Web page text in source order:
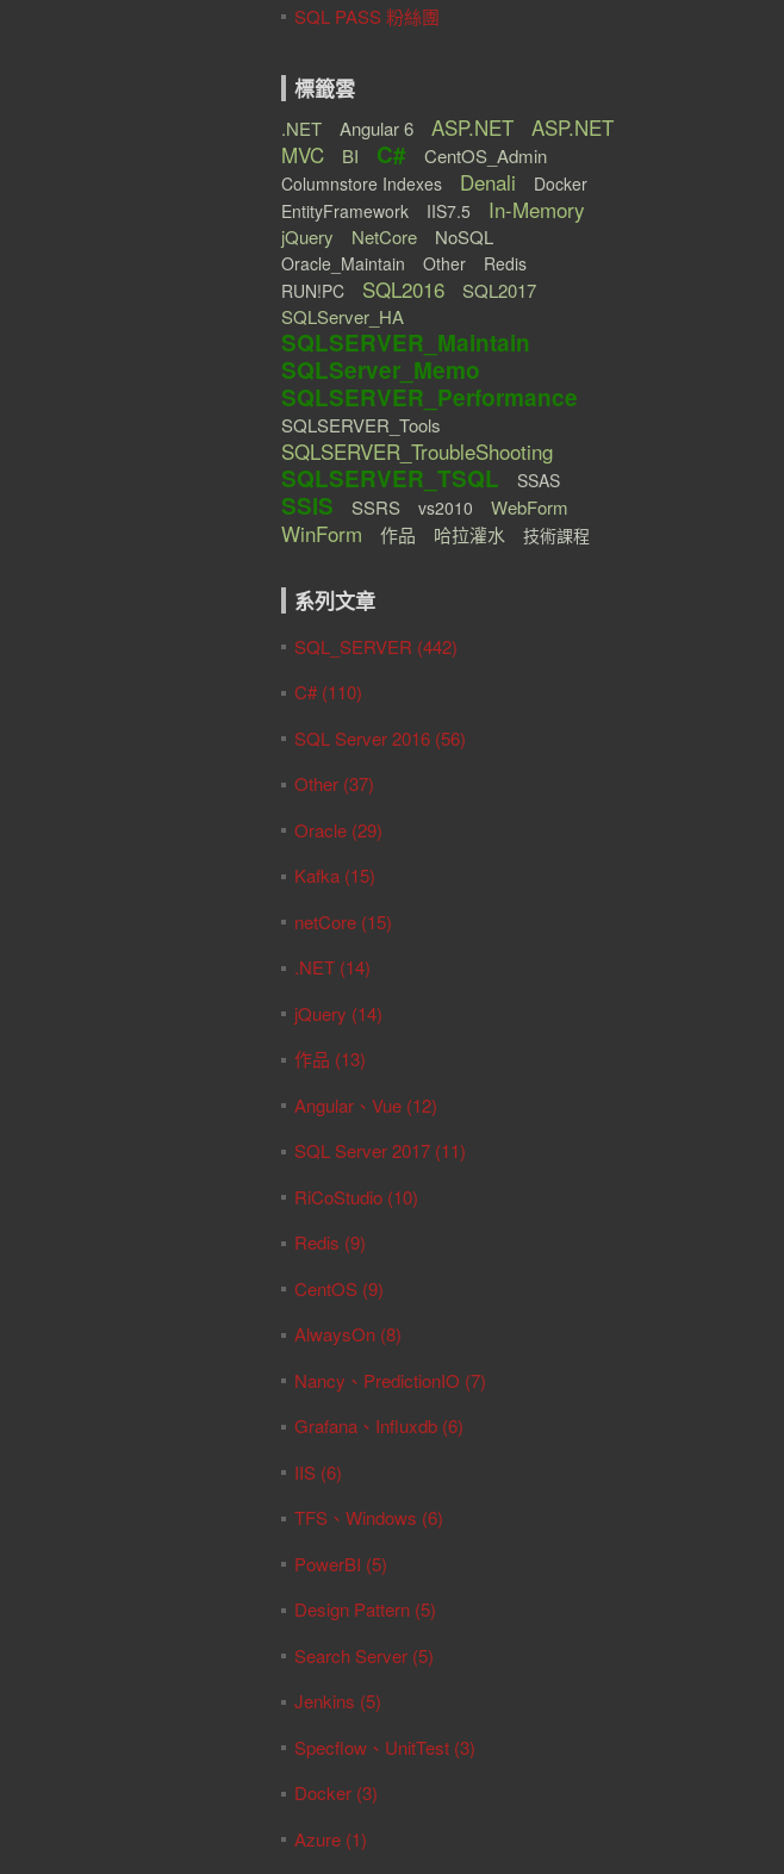
SQL PASS 粉絲團
標籤雲
.NET Angular 6 ASP.NET ASP.NET
MVC
BI C# CentOS_Admin
Columnstore Indexes Denali
Docker
EntityFramework
IIS7.5 In-Memory
jQuery NetCore NoSQL
Oracle_Maintain Other
Redis
RUN!PC
SQL2016
SQL2017
SQLServer_HA
SQLSERVER_Maintain
SQLServer_Memo
SQLSERVER_Performance
SQLSERVER_Tools
SQLSERVER_TroubleShooting
SQLSERVER_TSQL SSAS
SSIS SSRS vs2010 WebForm
WinForm 作品 哈拉灌水 技術課程
系列文章
SQL_SERVER (442)
C# (110)
SQL Server 2016 (56)
Other (37)
Oracle (29)
Kafka (15)
netCore (15)
.NET (14)
jQuery (14)
作品 (13)
Angular、Vue (12)
SQL Server 2017 (11)
RiCoStudio (10)
Redis (9)
CentOS (9)
AlwaysOn (8)
Nancy、PredictionIO (7)
Grafana、Influxdb (6)
IIS (6)
TFS、Windows (6)
PowerBI (5)
Design Pattern (5)
Search Server (5)
Jenkins (5)
Specflow、UnitTest (3)
Docker (3)
Azure (1)